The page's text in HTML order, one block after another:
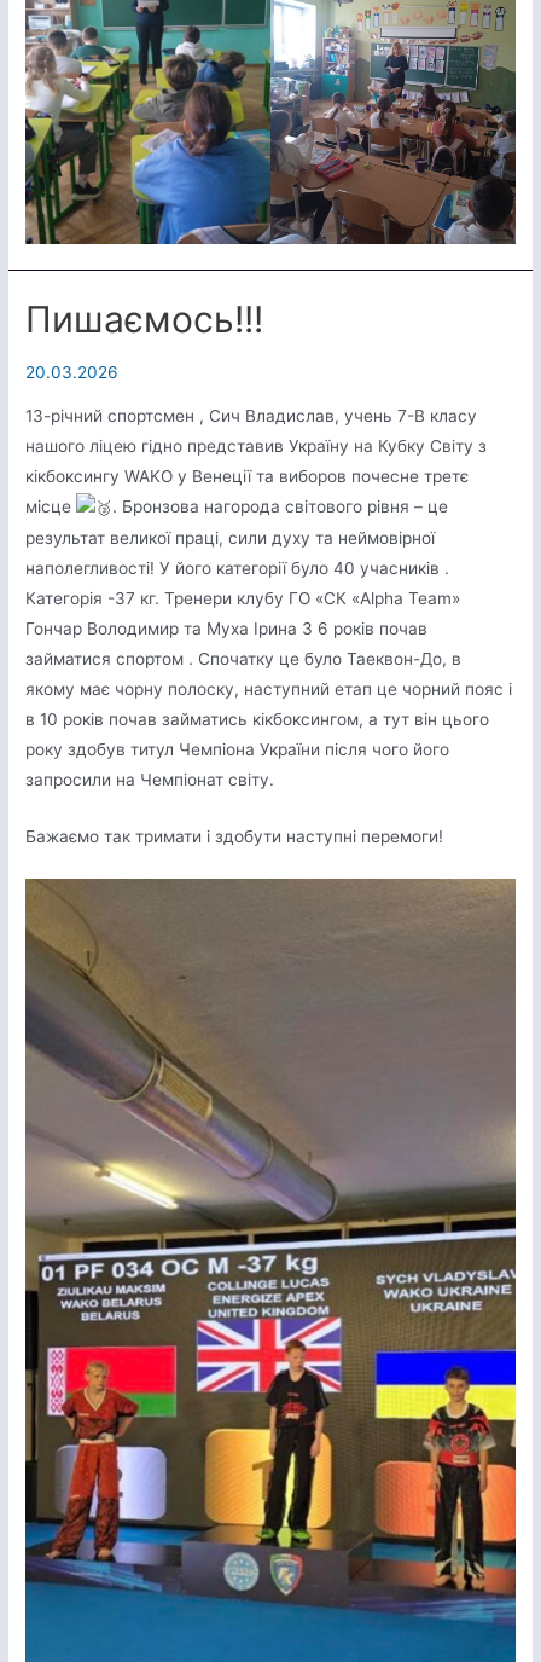
Пишаємось!!!
20.03.2026
13-річний спортсмен , Сич Владислав, учень 7-В класу
нашого ліцею гідно представив Україну на Кубку Світу з
кікбоксингу WAKO у Венеції та виборов почесне третє
місце
. Бронзова нагорода світового рівня – це
результат великої праці, сили духу та неймовірної
наполегливості! У його категорії було 40 учасників .
Категорія -37 кг. Тренери клубу ГО «СК «Alpha Team»
Гончар Володимир та Муха Ірина З 6 років почав
займатися спортом . Спочатку це було Таеквон-До, в
якому має чорну полоску, наступний етап це чорний пояс і
в 10 років почав займатись кікбоксингом, а тут він цього
року здобув титул Чемпіона України після чого його
запросили на Чемпіонат світу.
Бажаємо так тримати і здобути наступні перемоги!